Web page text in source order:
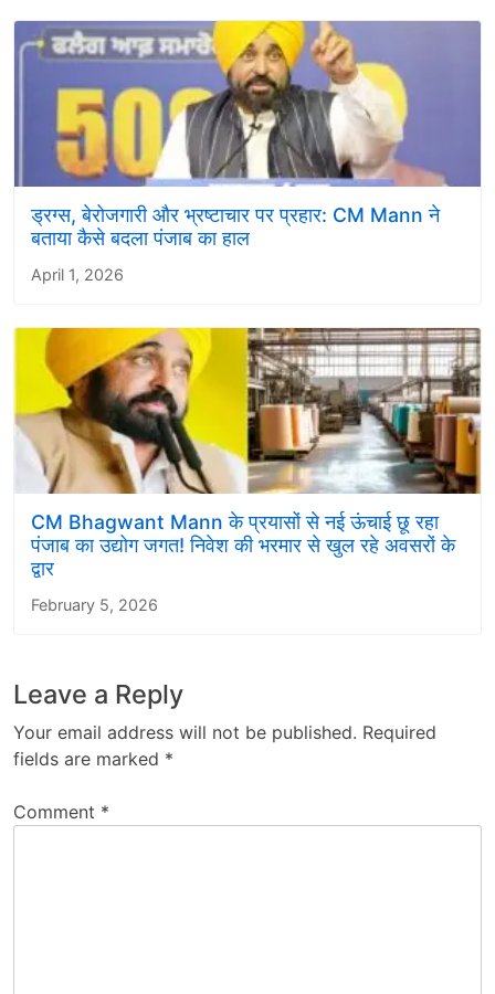
ड्रग्स, बेरोजगारी और भ्रष्टाचार पर प्रहार: CM Mann ने
बताया कैसे बदला पंजाब का हाल
April 1, 2026
CM Bhagwant Mann के प्रयासों से नई ऊंचाई छू रहा
पंजाब का उद्योग जगत! निवेश की भरमार से खुल रहे अवसरों के
द्वार
February 5, 2026
Leave a Reply
Your email address will not be published. Required
fields are marked *
Comment *